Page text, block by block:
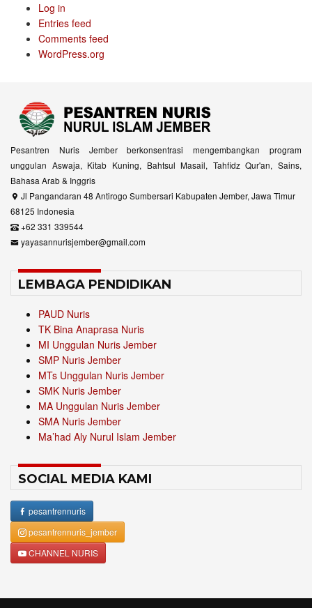
Log in
Entries feed
Comments feed
WordPress.org
Pesantren Nuris Jember berkonsentrasi mengembangkan program
unggulan Aswaja, Kitab Kuning, Bahtsul Masail, Tahfidz Qur'an, Sains,
Bahasa Arab & Inggris
Jl Pangandaran 48 Antirogo Sumbersari Kabupaten Jember, Jawa Timur
68125 Indonesia
+62 331 339544
yayasannurisjember@gmail.com
LEMBAGA PENDIDIKAN
PAUD Nuris
TK Bina Anaprasa Nuris
MI Unggulan Nuris Jember
SMP Nuris Jember
MTs Unggulan Nuris Jember
SMK Nuris Jember
MA Unggulan Nuris Jember
SMA Nuris Jember
Ma’had Aly Nurul Islam Jember
SOCIAL MEDIA KAMI
pesantrennuris
pesantrennuris_jember
CHANNEL NURIS